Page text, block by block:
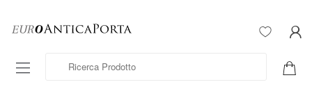
Ricerca Prodotto